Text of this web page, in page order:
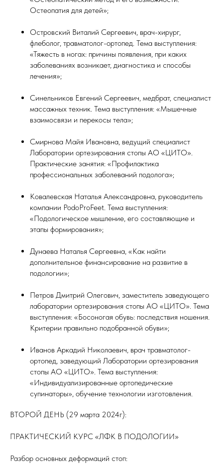
Остеопатия для детей»;
Островский Виталий Сергеевич, врач-хирург,
флеболог, травматолог-ортопед. Тема выступления:
«Тяжесть в ногах: причины появления, при каких
заболеваниях возникает, диагностика и способы
лечения»;
Синельников Евгений Сергеевич, медбрат, специалист
массажных техник. Тема выступления: «Мышечные
взаимосвязи и перекосы тела»;
Смирнова Майя Ивановна, ведущий специалист
Лаборатории ортезирования стопы АО «ЦИТО».
Практические занятия: «Профилактика
профессиональных заболеваний подолога»;
Ковалевская Наталья Александровна, руководитель
компании PodoProFeet. Тема выступления:
«Подологическое мышление, его составляющие и
этапы формирования»;
Дунаева Наталья Сергеевна, «Как найти
дополнительное финансирование на развитие в
подологии»;
Петров Дмитрий Олегович, заместитель заведующего
лаборатории ортезирования стопы АО «ЦИТО». Тема
выступления: «Босоногая обувь: последствия ношения.
Критерии правильно подобранной обуви»;
Иванов Аркадий Николаевич, врач травматолог-
ортопед, заведующий Лаборатории ортезирования
стопы АО «ЦИТО». Тема выступления:
«Индивидуализированные ортопедические
супинаторы», обучение технологии изготовления.
ВТОРОЙ ДЕНЬ (29 марта 2024г):
ПРАКТИЧЕСКИЙ КУРС «ЛФК В ПОДОЛОГИИ»
Разбор основных деформаций стоп: